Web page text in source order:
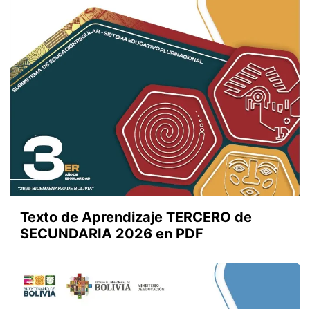
Texto de Aprendizaje TERCERO de
SECUNDARIA 2026 en PDF